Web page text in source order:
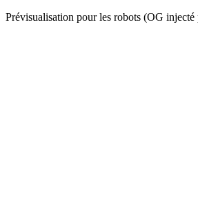
Prévisualisation pour les robots (OG